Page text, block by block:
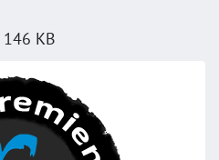
146 KB